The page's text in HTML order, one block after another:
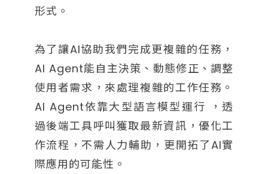
形式。
為了讓AI協助我們完成更複雜的任務，
AI Agent能自主決策、動態修正、調整
使用者需求，來處理複雜的工作任務。
AI Agent依靠大型語言模型運行 ，透
過後端工具呼叫獲取最新資訊，優化工
作流程，不需人力輔助，更開拓了AI實
際應用的可能性。